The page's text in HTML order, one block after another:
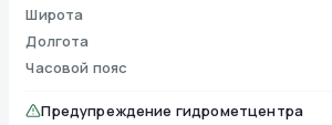
Широта
Долгота
Часовой пояс
Предупреждение гидрометцентра